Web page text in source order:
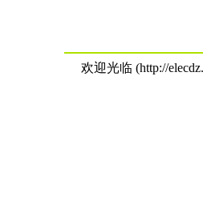
欢迎光临 (http://